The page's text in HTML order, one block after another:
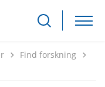
Tilbage til
Find forskning